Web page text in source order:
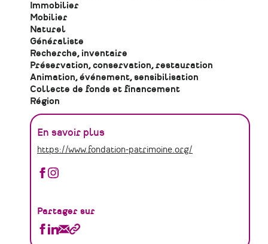
Immobilier
Mobilier
Naturel
Généraliste
Recherche, inventaire
Préservation, conservation, restauration
Animation, événement, sensibilisation
Collecte de fonds et financement
Région
En savoir plus
https://www.fondation-patrimoine.org/
Fondation
-
Délégation
des
-
Délégation
des
Partager sur
Partager
Partager
Partager